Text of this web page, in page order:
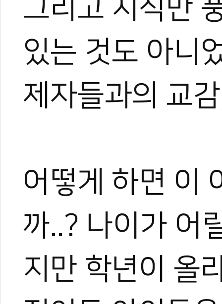
그리고 지식만
있는 것도 아니
제자들과의 교
어떻게 하면 이
까..? 나이가 어
지만 학년이 올
0 0